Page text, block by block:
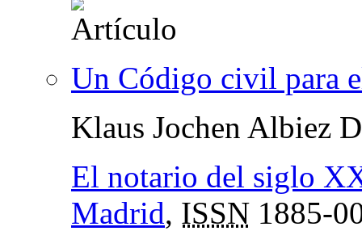
Un Código civil para
Klaus Jochen Albiez
El notario del siglo
Madrid, ISSN 1885-